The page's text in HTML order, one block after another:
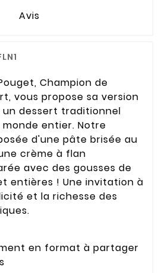
Avis
Champion de
vous propose sa version
dessert traditionnel
entier. Notre
d'une pâte brisée au
crème à flan
avec des gousses de
entières ! Une invitation à
et la richesse des
en format à partager